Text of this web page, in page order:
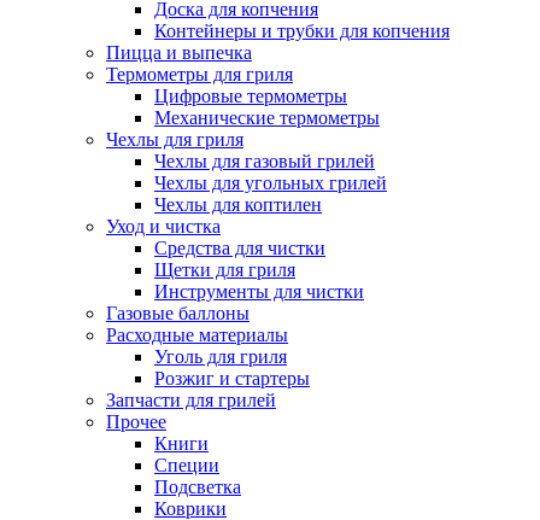
Доска для копчения
Контейнеры и трубки для копчения
Пицца и выпечка
Термометры для гриля
Цифровые термометры
Механические термометры
Чехлы для гриля
Чехлы для газовый грилей
Чехлы для угольных грилей
Чехлы для коптилен
Уход и чистка
Средства для чистки
Щетки для гриля
Инструменты для чистки
Газовые баллоны
Расходные материалы
Уголь для гриля
Розжиг и стартеры
Запчасти для грилей
Прочее
Книги
Специи
Подсветка
Коврики